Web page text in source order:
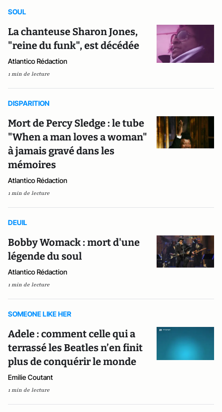
SOUL
La chanteuse Sharon Jones,
"reine du funk", est décédée
Atlantico Rédaction
1 min de lecture
DISPARITION
Mort de Percy Sledge : le tube
"When a man loves a woman"
à jamais gravé dans les
mémoires
Atlantico Rédaction
1 min de lecture
DEUIL
Bobby Womack : mort d'une
légende du soul
Atlantico Rédaction
1 min de lecture
SOMEONE LIKE HER
Adele : comment celle qui a
terrassé les Beatles n’en finit
plus de conquérir le monde
Emilie Coutant
1 min de lecture